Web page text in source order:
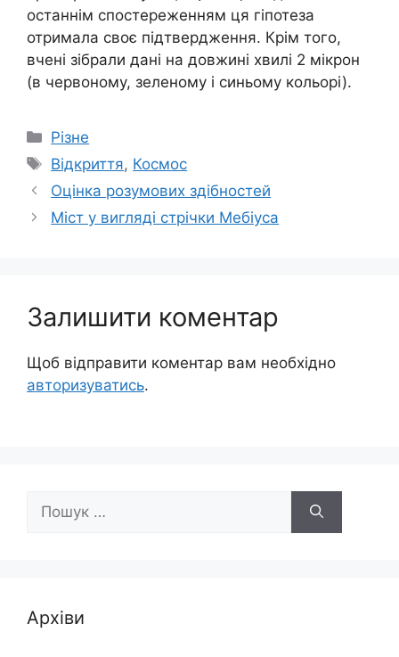
останнім спостереженням ця гіпотеза
отримала своє підтвердження. Крім того,
вчені зібрали дані на довжині хвилі 2 мікрон
(в червоному, зеленому і синьому кольорі).
Категорії
Різне
Позначки
Відкриття, Космос
Оцінка розумових здібностей
Міст у вигляді стрічки Мебіуса
Залишити коментар
Щоб відправити коментар вам необхідно
авторизуватись.
Архіви